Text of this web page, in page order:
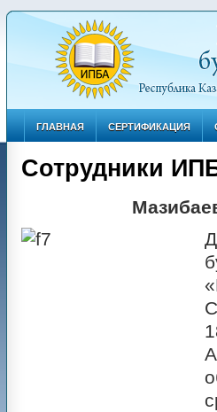
ГЛАВНАЯ СЕРТИФИКАЦИЯ
Сотрудники